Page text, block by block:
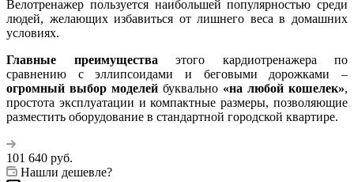
Велотренажер пользуется наибольшей популярностью среди
людей, желающих избавиться от лишнего веса в домашних
условиях.
Главные преимущества этого кардиотренажера по
сравнению с эллипсоидами и беговыми дорожками –
огромный выбор моделей буквально «на любой кошелек»,
простота эксплуатации и компактные размеры, позволяющие
разместить оборудование в стандартной городской квартире.
101 640 руб.
Нашли дешевле?